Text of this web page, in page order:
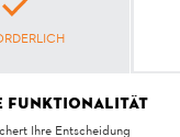
die
Funktionalität
Ihre Entscheidung